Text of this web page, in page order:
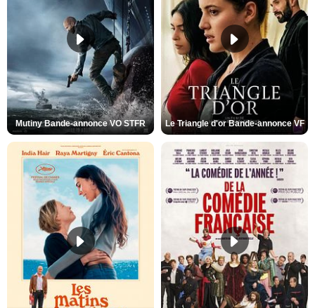
Mutiny Bande-annonce VO STFR Le Triangle d'or Bande-annonce VF